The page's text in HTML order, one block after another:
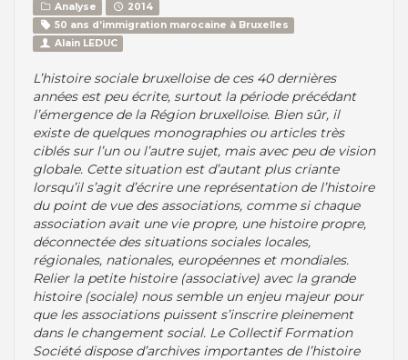
Analyse
2014
50 ans d’immigration marocaine à Bruxelles
Alain LEDUC
L’histoire sociale bruxelloise de ces 40 dernières
années est peu écrite, surtout la période précédant
l’émergence de la Région bruxelloise. Bien sûr, il
existe de quelques monographies ou articles très
ciblés sur l’un ou l’autre sujet, mais avec peu de vision
globale. Cette situation est d’autant plus criante
lorsqu’il s’agit d’écrire une représentation de l’histoire
du point de vue des associations, comme si chaque
association avait une vie propre, une histoire propre,
déconnectée des situations sociales locales,
régionales, nationales, européennes et mondiales.
Relier la petite histoire (associative) avec la grande
histoire (sociale) nous semble un enjeu majeur pour
que les associations puissent s’inscrire pleinement
dans le changement social. Le Collectif Formation
Société dispose d’archives importantes de l’histoire